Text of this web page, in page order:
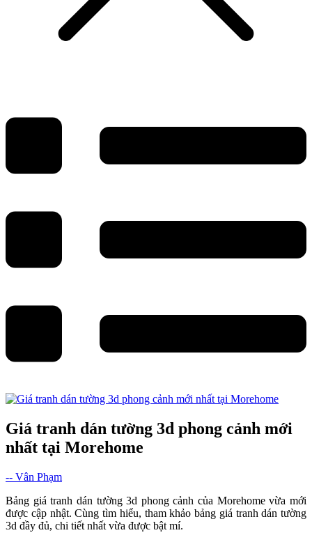
Giá tranh dán tường 3d phong cảnh mới
nhất tại Morehome
-- Vân Phạm
Bảng giá tranh dán tường 3d phong cảnh của Morehome vừa mới
được cập nhật. Cùng tìm hiểu, tham khảo bảng giá tranh dán tường
3d đầy đủ, chi tiết nhất vừa được bật mí.